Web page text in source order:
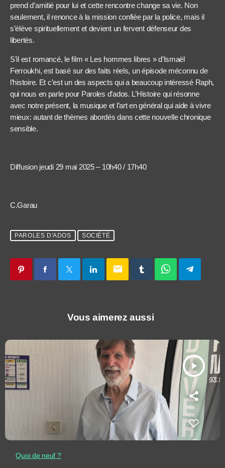
prend d’amitié pour lui et cette rencontre change sa vie. Non
seulement, il renonce à la mission confiée par la police, mais il
s’élève spirituellement et devient un fervent défenseur des
libertés.
S’il est romancé, le film « Les hommes libres » d’Ismaël
Ferroukhi, est basé sur des faits réels, un épisode méconnu de
l’histoire. Et c’est un des aspects qui a beaucoup intéressé Raph,
qui nous en parle pour Paroles d’ados. L’Histoire qui résonne
avec notre présent, la musique et l’art en général qui aide à vivre
mieux: autant de thèmes abordés dans cette nouvelle chronique
sensible.
Diffusion jeudi 29 mai 2025 – 10h40 / 17h40
C.Garau
PAROLES D'ADOS SOCIÉTÉ
email
Vous aimerez aussi
play_arrow
Quoi de neuf ?